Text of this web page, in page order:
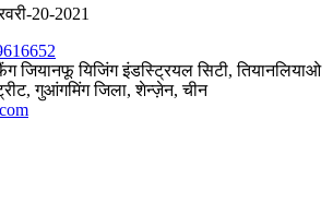
20-2021
जियानफू यिजिंग इंडस्ट्रियल सिटी, तियानलियाओ
गुआंगमिंग जिला, शेन्ज़ेन, चीन